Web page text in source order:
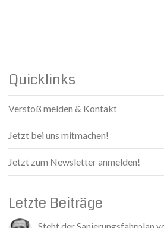
Quicklinks
Verstoß melden & Kontakt
Jetzt bei uns mitmachen!
Jetzt zum Newsletter anmelden!
Letzte Beiträge